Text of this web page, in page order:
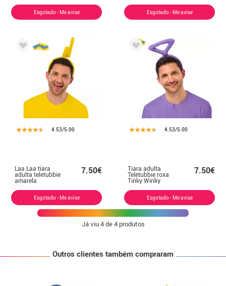
Esgotado - Me avise Esgotado - Me avise
4.53/5.00
Laa Laa tiara
adulta teletubbie
amarela
7.50€
Esgotado - Me avise
4.53/5.00
Tiara adulta
Teletubbie roxa
Tinky Winky
7.50€
Esgotado - Me avise
Já viu4de 4 produtos
Outros clientes também compraram